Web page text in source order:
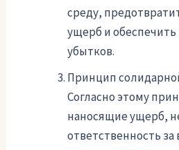
среду,
ущерб и
убытков.
Принцип
Согласно этому
наносящие ущерб,
ответственность